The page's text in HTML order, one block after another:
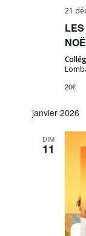
21
20€
janvier 2026
DIM
11